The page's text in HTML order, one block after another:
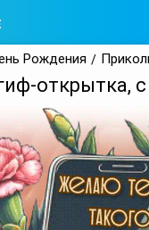
Рождения
открытка,